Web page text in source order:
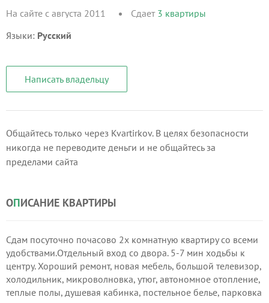
На сайте с августа 2011 Сдает 3 квартиры
Языки: Русский
Написать владельцу
Общайтесь только через Kvartirkov. В целях безопасности
никогда не переводите деньги и не общайтесь за
пределами сайта
ОПИСАНИЕ КВАРТИРЫ
Сдам посуточно почасово 2х комнатную квартиру со всеми
удобствами.Отдельный вход со двора. 5-7 мин ходьбы к
центру. Хороший ремонт, новая мебель, большой телевизор,
холодильник, микроволновка, утюг, автономное отопление,
теплые полы, душевая кабинка, постельное белье, парковка